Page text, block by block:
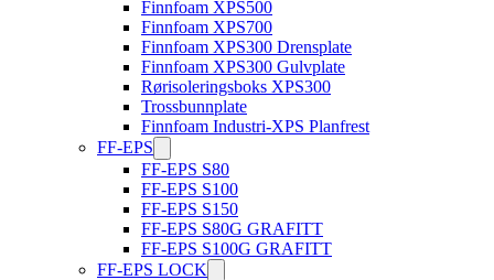
Finnfoam XPS500
Finnfoam XPS700
Finnfoam XPS300 Drensplate
Finnfoam XPS300 Gulvplate
Rørisoleringsboks XPS300
Trossbunnplate
Finnfoam Industri-XPS Planfrest
FF-EPS
FF-EPS S80
FF-EPS S100
FF-EPS S150
FF-EPS S80G GRAFITT
FF-EPS S100G GRAFITT
FF-EPS LOCK